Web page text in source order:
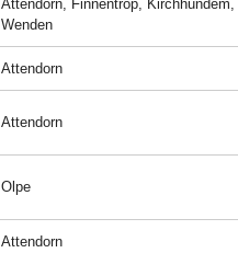
Attendorn, Finnentrop,
Wenden
Attendorn
Attendorn
Olpe
Attendorn